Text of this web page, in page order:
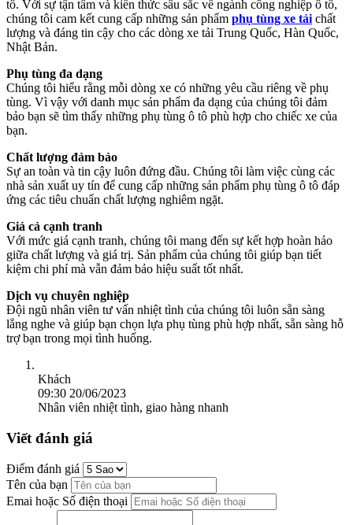
tô. Với sự tận tâm và kiến thức sâu sắc về ngành công nghiệp ô tô,
chúng tôi cam kết cung cấp những sản phẩm phụ tùng xe tảichất
lượng và đáng tin cậy cho các dòng xe tải Trung Quốc, Hàn Quốc,
Nhật Bản.
Phụ tùng đa dạng
Chúng tôi hiểu rằng mỗi dòng xe có những yêu cầu riêng về phụ
tùng. Vì vậy với danh mục sản phẩm đa dạng của chúng tôi đảm
bảo bạn sẽ tìm thấy những phụ tùng ô tô phù hợp cho chiếc xe của
bạn.
Chất lượng đảm bảo
Sự an toàn và tin cậy luôn đứng đầu. Chúng tôi làm việc cùng các
nhà sản xuất uy tín để cung cấp những sản phẩm phụ tùng ô tô đáp
ứng các tiêu chuẩn chất lượng nghiêm ngặt.
Giá cả cạnh tranh
Với mức giá cạnh tranh, chúng tôi mang đến sự kết hợp hoàn hảo
giữa chất lượng và giá trị. Sản phẩm của chúng tôi giúp bạn tiết
kiệm chi phí mà vẫn đảm bảo hiệu suất tốt nhất.
Dịch vụ chuyên nghiệp
Đội ngũ nhân viên tư vấn nhiệt tình của chúng tôi luôn sẵn sàng
lắng nghe và giúp bạn chọn lựa phụ tùng phù hợp nhất, sẵn sàng hỗ
trợ bạn trong mọi tình huống.
Khách
09:30 20/06/2023
Nhân viên nhiệt tình, giao hàng nhanh
Viết đánh giá
Điểm đánh giá
Tên của bạn
Emai hoặc Số điện thoại